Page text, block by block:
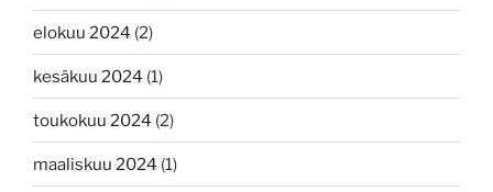
elokuu 2024 (2)
kesäkuu 2024 (1)
toukokuu 2024 (2)
maaliskuu 2024 (1)